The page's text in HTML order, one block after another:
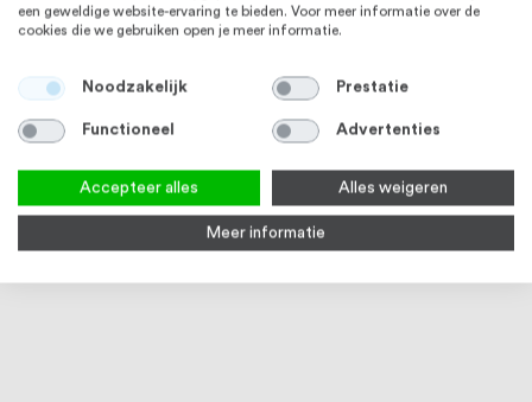
een geweldige website-ervaring te bieden. Voor meer informatie over de
cookies die we gebruiken open je meer informatie.
Noodzakelijk Prestatie
Functioneel Advertenties
Accepteer alles Alles weigeren
Meer informatie